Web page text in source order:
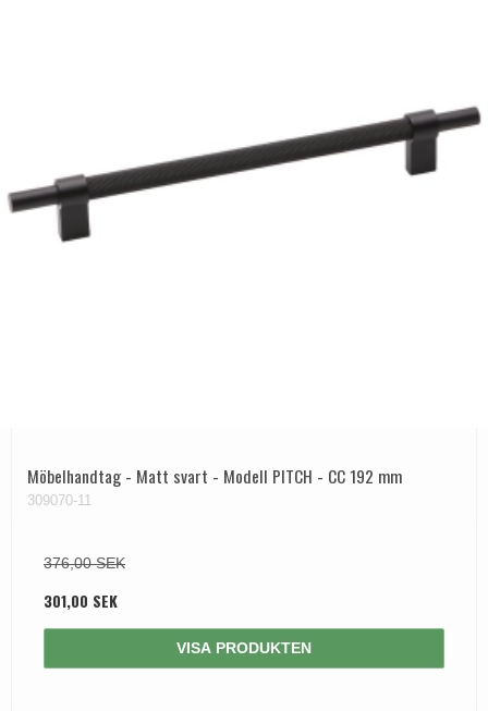
Möbelhandtag - Matt svart - Modell PITCH - CC 192 mm
309070-11
376,00 SEK
301,00 SEK
VISA PRODUKTEN